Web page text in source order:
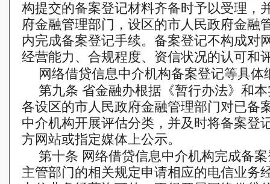
构提交的备案登记材料齐备时予以受理，
府金融管理部门，设区的市人民政府金融
内完成备案登记手续。备案登记不构成对
经营能力、合规程度、资信状况的认可和
网络借贷信息中介机构备案登记等具体
第九条 省金融办根据《暂行办法》和
各设区的市人民政府金融管理部门对已备
中介机构开展评估分类，并及时将备案登
方网站或指定媒体上公示。
第十条 网络借贷信息中介机构完成备
主管部门的相关规定申请相应的电信业务